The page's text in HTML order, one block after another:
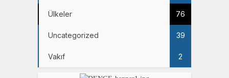
Ülkeler 76
Uncategorized 39
Vakıf 2